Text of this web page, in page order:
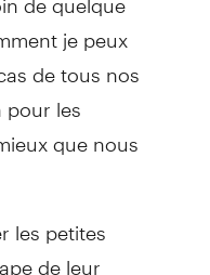
je peux
de tous nos
les
que nous
les petites
de leur